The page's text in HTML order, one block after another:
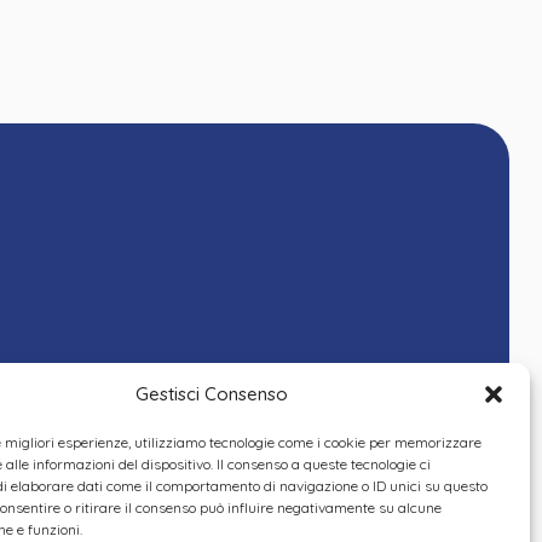
Gestisci Consenso
migliori esperienze, utilizziamo tecnologie come i cookie per memorizzare
alle informazioni del dispositivo. Il consenso a queste tecnologie ci
elaborare dati come il comportamento di navigazione o ID unici su questo
o ritirare il consenso può influire negativamente su alcune
e funzioni.